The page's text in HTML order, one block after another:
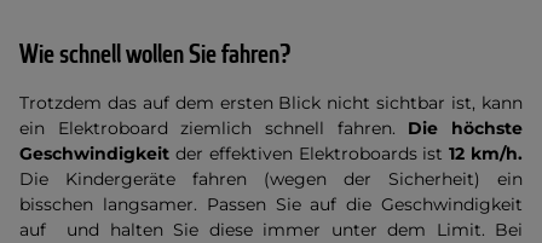
Wie schnell wollen Sie fahren?
Trotzdem das auf dem ersten Blick nicht sichtbar ist, kann
ein Elektroboard ziemlich schnell fahren. Die höchste
Geschwindigkeit der effektiven Elektroboards ist12 km/h.
Die Kindergeräte fahren (wegen der Sicherheit) ein
bisschen langsamer. Passen Sie auf die Geschwindigkeit
auf und halten Sie diese immer unter dem Limit. Bei